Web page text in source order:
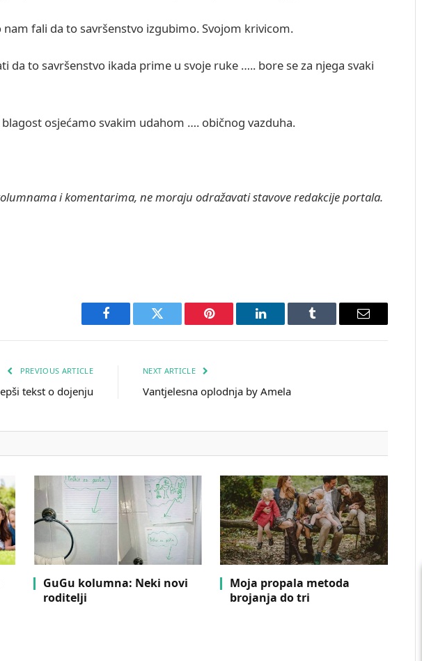
nam fali da to savršenstvo izgubimo. Svojom krivicom.
da to savršenstvo ikada prime u svoje ruke ….. bore se za njega svaki
osjećamo svakim udahom …. običnog vazduha.
i komentarima, ne moraju odražavati stavove redakcije portala.
Facebook Twitter Pinterest LinkedIn Tumblr Email
PREVIOUS ARTICLE
tekst o dojenju
NEXT ARTICLE
Vantjelesna oplodnja by Amela
GuGu kolumna: Neki novi
roditelji
Moja propala metoda
brojanja do tri